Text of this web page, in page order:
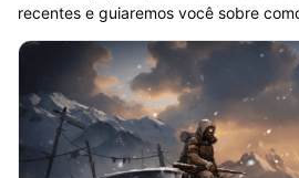
recentes e guiaremos você sobre